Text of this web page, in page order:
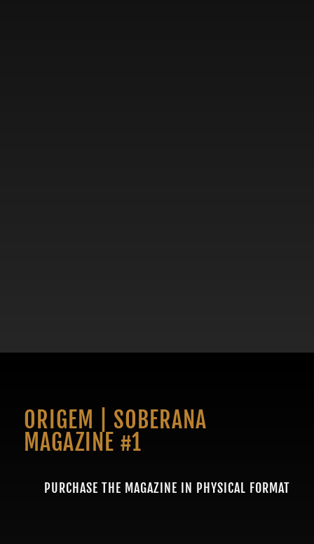
ORIGEM | SOBERANA
MAGAZINE #1
PURCHASE THE MAGAZINE IN PHYSICAL FORMAT